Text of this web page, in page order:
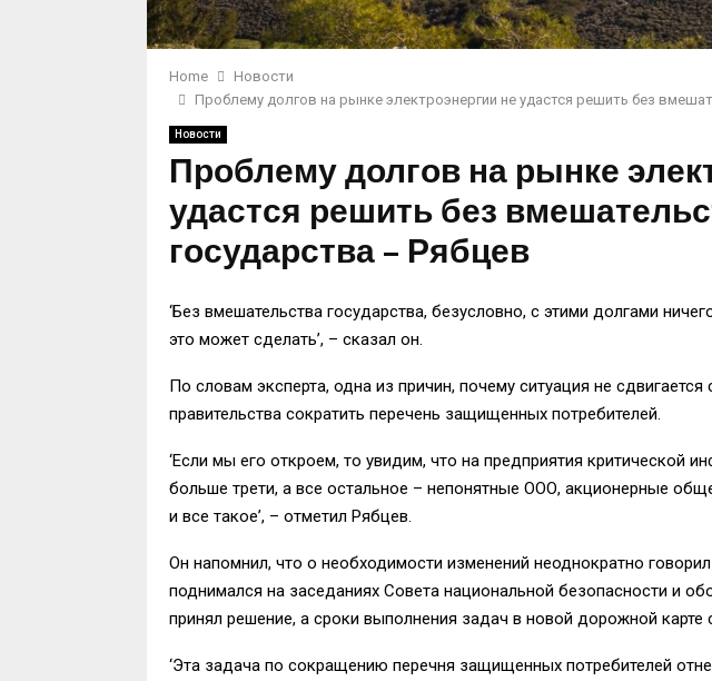
Home
Новости
Проблему долгов на рынке электроэнергии не удастся решить без
Новости
Проблему долгов на рынке
удастся решить без
государства – Рябцев
‘Без вмешательства государства, безусловно, с этими долгами
это может сделать’, – сказал он.
По словам эксперта, одна из причин, почему ситуация не сдвигается
правительства сократить перечень защищенных потребителей.
‘Если мы его откроем, то увидим, что на предприятия критической
больше трети, а все остальное – непонятные ООО, акционерные
и все такое’, – отметил Рябцев.
Он напомнил, что о необходимости изменений неоднократно
поднимался на заседаниях Совета национальной безопасности и
принял решение, а сроки выполнения задач в новой дорожной
‘Эта задача по сокращению перечня защищенных потребителей